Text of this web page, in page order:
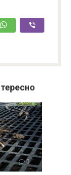
0